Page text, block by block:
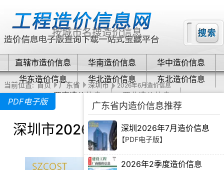
直辖市造价信息 华南造价信息
华中造价信息
华东造价信息
华北造价信息
东北造价信息
西南造价信息
西北造价信息
当前位置: 首页 广东省 深圳市 2026年6月造价信息
PDF电子版
深圳市2026年6月造价信息下载
广东省内造价信息推荐
深圳2026年7月造价信息
【PDF电子版】
2026年2季度造价信息